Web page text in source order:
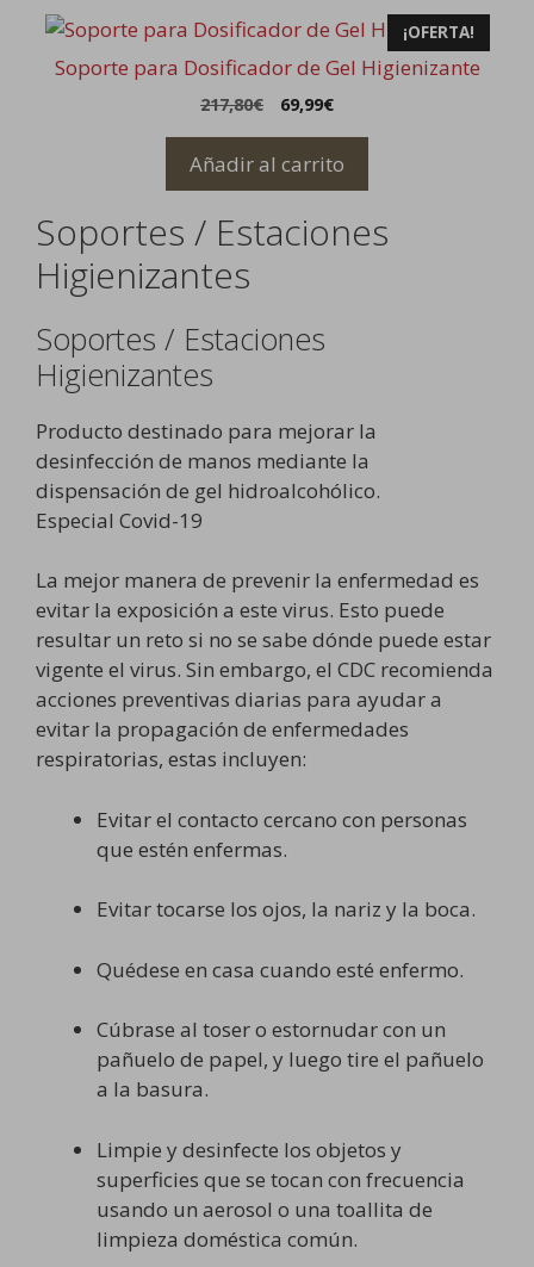
Soportes / Estaciones
Higienizantes
Soportes / Estaciones
Higienizantes
Producto destinado para mejorar la
desinfección de manos mediante la
dispensación de gel hidroalcohólico.
Especial Covid-19
La mejor manera de prevenir la enfermedad es
evitar la exposición a este virus. Esto puede
resultar un reto si no se sabe dónde puede estar
vigente el virus. Sin embargo, el CDC recomienda
acciones preventivas diarias para ayudar a
evitar la propagación de enfermedades
respiratorias, estas incluyen:
Evitar el contacto cercano con personas
que estén enfermas.
Evitar tocarse los ojos, la nariz y la boca.
Quédese en casa cuando esté enfermo.
Cúbrase al toser o estornudar con un
pañuelo de papel, y luego tire el pañuelo
a la basura.
Limpie y desinfecte los objetos y
superficies que se tocan con frecuencia
usando un aerosol o una toallita de
limpieza doméstica común.
¡OFERTA!
Soporte para Dosificador de Gel Higienizante
217,80€
El
original
era:
69,99€El
es:
Añadir al carrito